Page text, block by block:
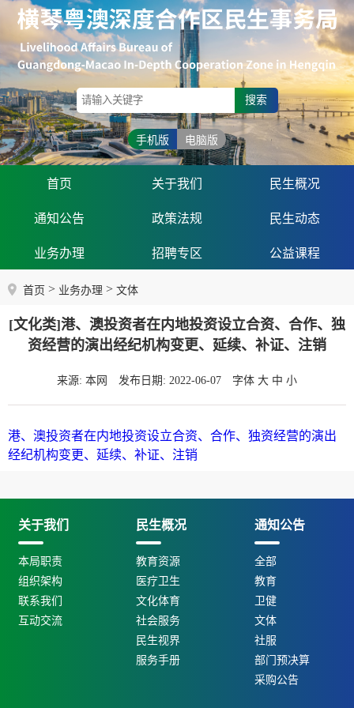
搜索
手机版 电脑版
首页 关于我们 民生概况
通知公告 政策法规 民生动态
业务办理 招聘专区 公益课程
首页 > 业务办理 > 文体
[文化类]港、澳投资者在内地投资设立合资、合作、独
资经营的演出经纪机构变更、延续、补证、注销
来源: 本网 发布日期: 2022-06-07 字体 大 中 小
港、澳投资者在内地投资设立合资、合作、独资经营的演出
经纪机构变更、延续、补证、注销
关于我们
本局职责
组织架构
联系我们
互动交流
民生概况
教育资源
医疗卫生
文化体育
社会服务
民生视界
服务手册
通知公告
全部
教育
卫健
文体
社服
部门预决算
采购公告